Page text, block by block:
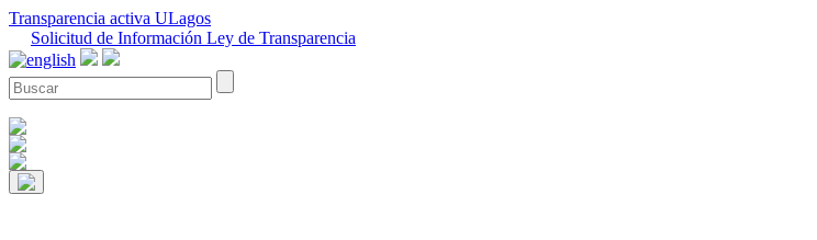
Transparencia activa ULagos
Solicitud de Información Ley de Transparencia